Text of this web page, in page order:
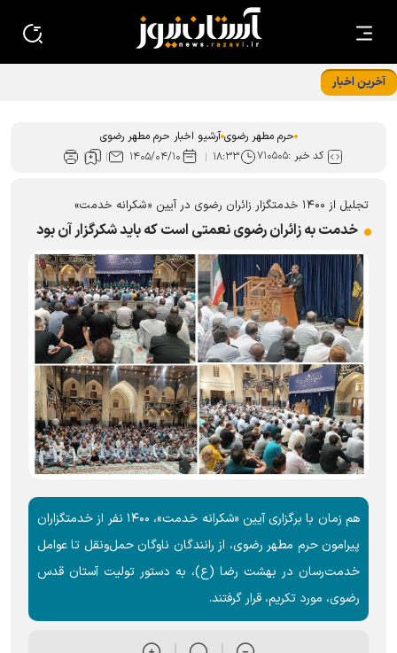
آخرین اخبار
حرم مطهر رضوی آرشیو اخبار حرم مطهر رضوی
کد خبر :۷۱۰۵۰۵ ۱۸:۳۳ ۱۴۰۵/۰۴/۱۰
تجلیل از ۱۴۰۰ خدمتگزار زائران رضوی در آیین «شکرانه خدمت»
خدمت به زائران رضوی نعمتی است که باید شکرگزار آن بود
هم زمان با برگزاری آیین «شکرانه خدمت»، ۱۴۰۰ نفر از خدمتگزاران
پیرامون حرم مطهر رضوی، از رانندگان ناوگان حمل‌ونقل تا عوامل
خدمت‌رسان در بهشت رضا (ع)، به دستور تولیت آستان قدس
رضوی، مورد تکریم، قرار گرفتند.